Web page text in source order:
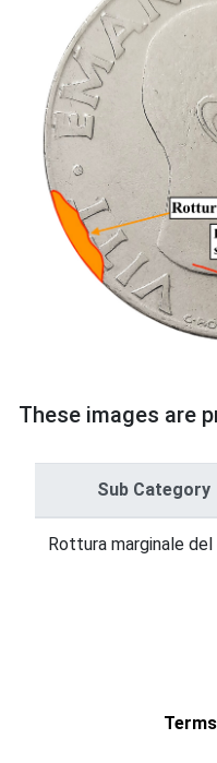
These images are
Sub Category
Rottura marginale del
Terms